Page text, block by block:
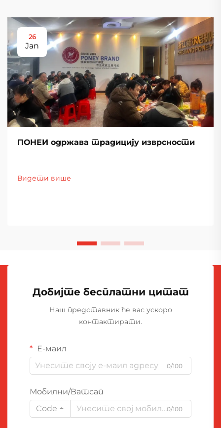
26
Jan
ПОНЕИ одржава традицију изврсности
Видети више
Добијте бесплатни цитат
Наш представник ће вас ускоро
контактирати.
Е-маил
0/100
Мобилни/Ватсап
Code
0/100